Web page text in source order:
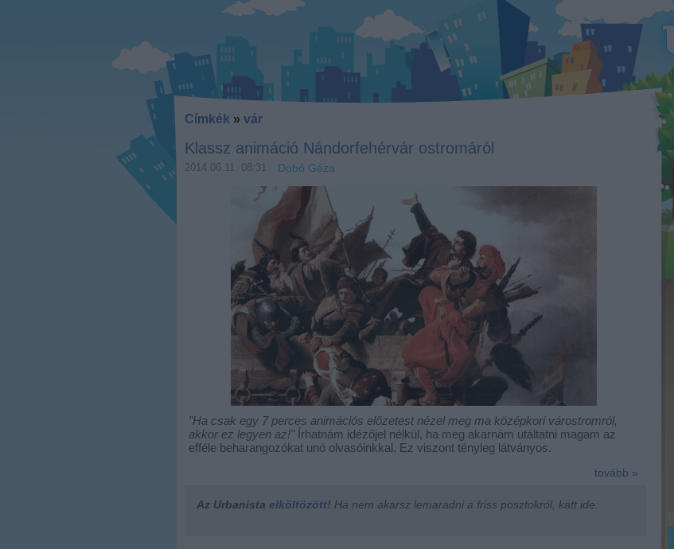
Címkék » vár
Klassz animáció Nándorfehérvár ostromáról
2014.06.11. 08:31 Dobó Géza
"Ha csak egy 7 perces animációs előzetest nézel meg ma középkori várostromról,
akkor ez legyen az!"Írhatnám idézőjel nélkül, ha meg akarnám utáltatni magam az
efféle beharangozókat unó olvasóinkkal. Ez viszont tényleg látványos.
tovább »
Az Urbanista elköltözött! Ha nem akarsz lemaradni a friss posztokról, katt ide: